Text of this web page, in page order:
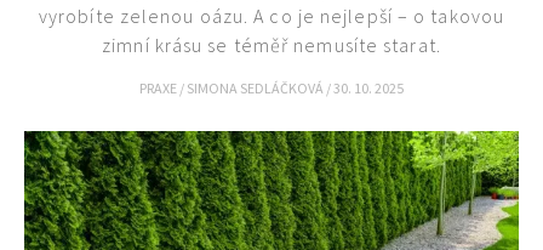
vyrobíte zelenou oázu. A co je nejlepší – o takovou
zimní krásu se téměř nemusíte starat.
PRAXE / SIMONA SEDLÁČKOVÁ /30. 10. 2025